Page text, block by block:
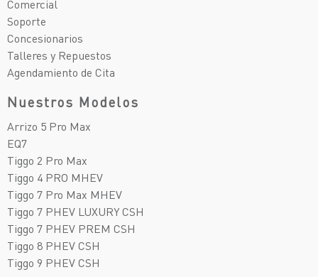
Comercial
Soporte
Concesionarios
Talleres y Repuestos
Agendamiento de Cita
Nuestros Modelos
Arrizo 5 Pro Max
EQ7
Tiggo 2 Pro Max
Tiggo 4 PRO MHEV
Tiggo 7 Pro Max MHEV
Tiggo 7 PHEV LUXURY CSH
Tiggo 7 PHEV PREM CSH
Tiggo 8 PHEV CSH
Tiggo 9 PHEV CSH